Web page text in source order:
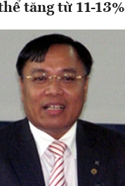
tăng từ 11-13%